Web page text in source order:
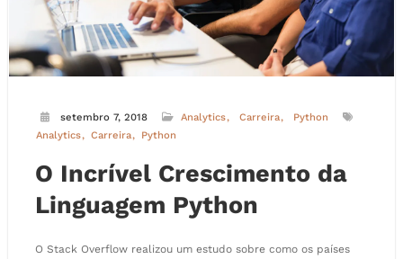
setembro 7, 2018 Analytics Carreira
Python
Analytics
Carreira Python
O Incrível Crescimento da
Linguagem Python
O Stack Overflow realizou um estudo sobre como os países